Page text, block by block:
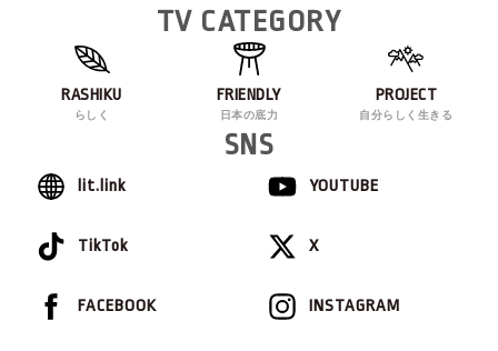
TV CATEGORY
RASHIKU
らしく
FRIENDLY
日本の底力
PROJECT
自分らしく生きる
SNS
lit.link YOUTUBE
TikTok X
INSTAGRAM
FACEBOOK